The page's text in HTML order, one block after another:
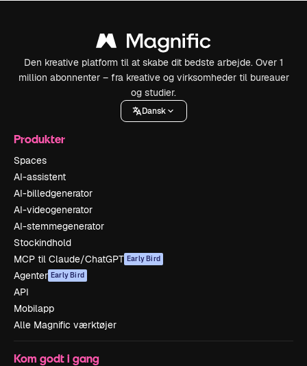
Den kreative platform til at skabe dit bedste arbejde. Over 1
million abonnenter – fra kreative og virksomheder til bureauer
og studier.
Dansk
Produkter
Spaces
AI-assistent
AI-billedgenerator
AI-videogenerator
AI-stemmegenerator
Stockindhold
MCP til Claude/ChatGPT Early Bird
Agenter Early Bird
API
Mobilapp
Alle Magnific værktøjer
Kom godt i gang